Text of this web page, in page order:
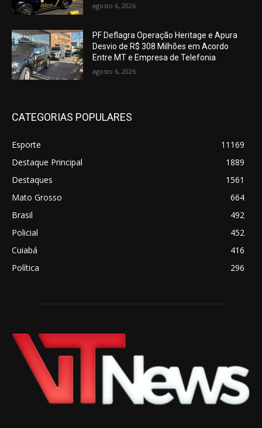
agosto 6, 2026
PF Deflagra Operação Heritage e Apura
Desvio de R$ 308 Milhões em Acordo
Entre MT e Empresa de Telefonia
agosto 6, 2026
CATEGORIAS POPULARES
Esporte
11169
Destaque Principal
1889
Destaques
1561
Mato Grosso
664
Brasil
492
Policial
452
Cuiabá
416
Política
296